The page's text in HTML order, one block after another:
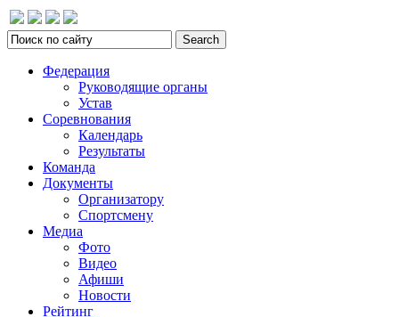
Федерация
Руководящие органы
Устав
Соревнования
Календарь
Результаты
Команда
Документы
Организатору
Спортсмену
Медиа
Фото
Видео
Афиши
Новости
Рейтинг